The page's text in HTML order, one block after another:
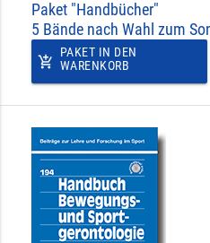
Paket "Handbücher"
5 Bände nach Wahl zum
add_shopping_cart
PAKET IN DEN
WARENKORB